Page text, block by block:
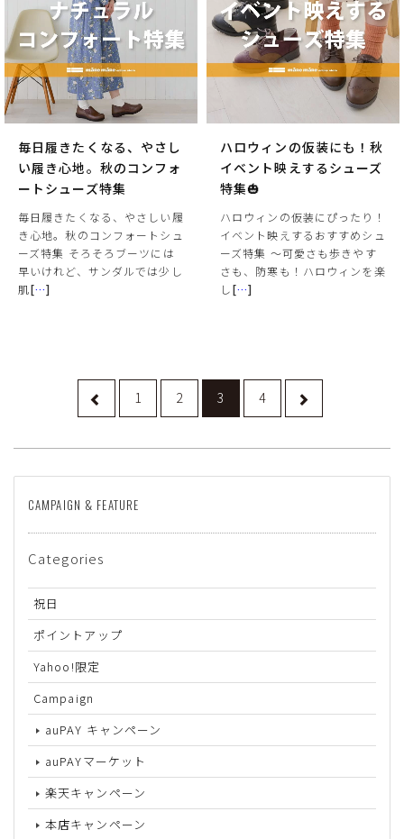
毎日履きたくなる、やさし
い履き心地。秋のコンフォ
ートシューズ特集
毎日履きたくなる、やさしい履
き心地。秋のコンフォートシュ
ーズ特集 そろそろブーツには
早いけれど、サンダルでは少し
肌[…]
ハロウィンの仮装にも！秋
イベント映えするシューズ
特集🎃
ハロウィンの仮装にぴったり！
イベント映えするおすすめシュ
ーズ特集 〜可愛さも歩きやす
さも、防寒も！ハロウィンを楽
し[…]
1 2 3 4
CAMPAIGN & FEATURE
Categories
祝日
ポイントアップ
Yahoo!限定
Campaign
auPAY キャンペーン
auPAYマーケット
楽天キャンペーン
本店キャンペーン